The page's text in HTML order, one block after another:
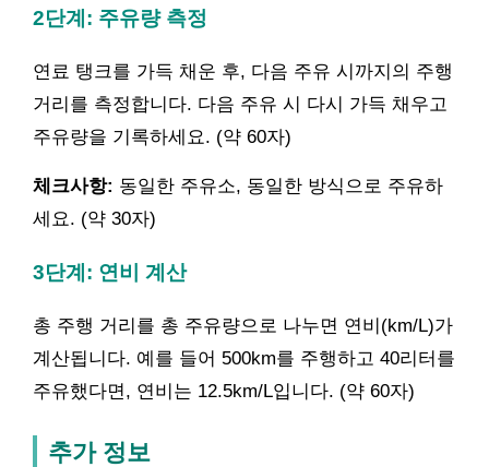
2단계: 주유량 측정
연료 탱크를 가득 채운 후, 다음 주유 시까지의 주행
거리를 측정합니다. 다음 주유 시 다시 가득 채우고
주유량을 기록하세요. (약 60자)
체크사항: 동일한 주유소, 동일한 방식으로 주유하
세요. (약 30자)
3단계: 연비 계산
총 주행 거리를 총 주유량으로 나누면 연비(km/L)가
계산됩니다. 예를 들어 500km를 주행하고 40리터를
주유했다면, 연비는 12.5km/L입니다. (약 60자)
추가 정보